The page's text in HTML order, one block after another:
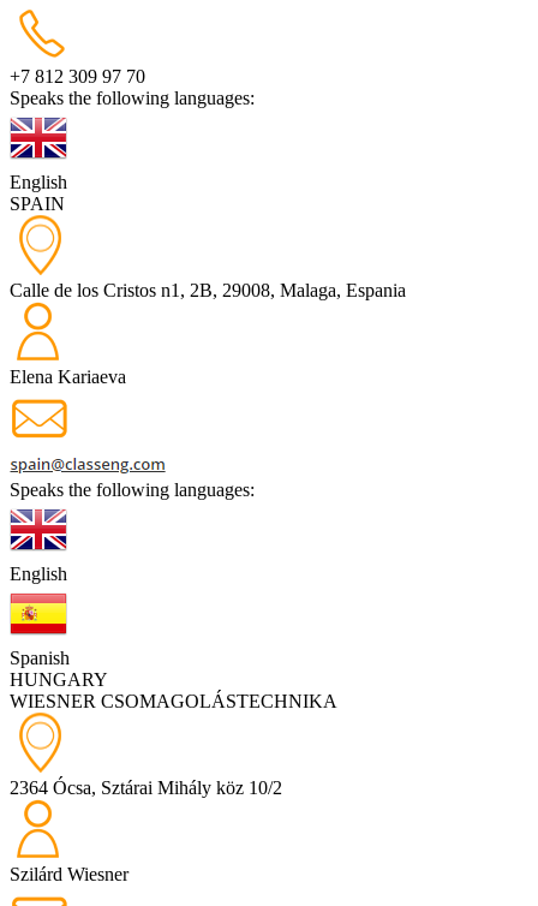
+7 812 309 97 70
Speaks the following languages:
English
SPAIN
Calle de los Cristos n1, 2B, 29008, Malaga, Espania
Elena Kariaeva
Speaks the following languages:
English
Spanish
HUNGARY
WIESNER CSOMAGOLÁSTECHNIKA
2364 Ócsa, Sztárai Mihály köz 10/2
Szilárd Wiesner